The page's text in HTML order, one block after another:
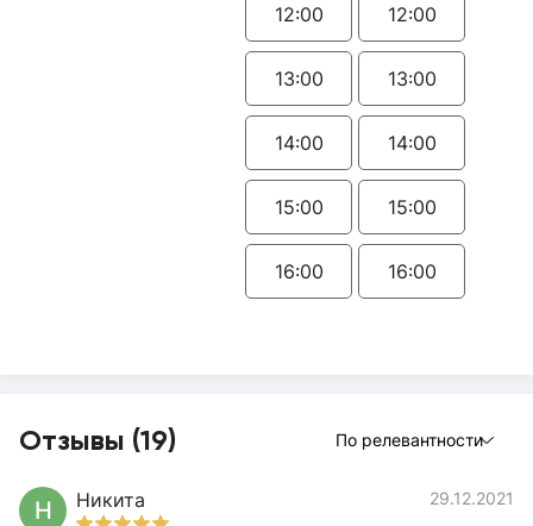
12:00
13:00
14:00
15:00
16:00
12:00
13:00
14:00
15:00
16:00
Отзывы (19) По релевантности
Н Никита 29.12.2021